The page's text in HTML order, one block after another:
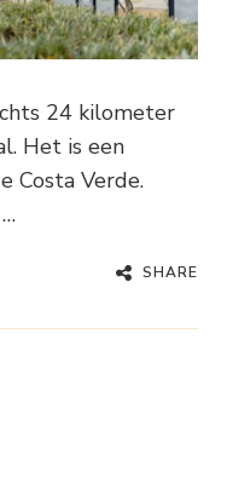
24 kilometer
Het is een
Costa Verde.
SHARE